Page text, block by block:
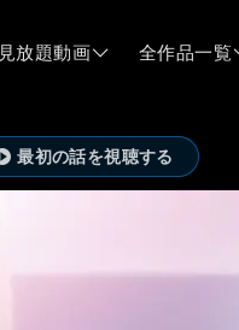
見放題動画 全作品一覧
最初の話を視聴する